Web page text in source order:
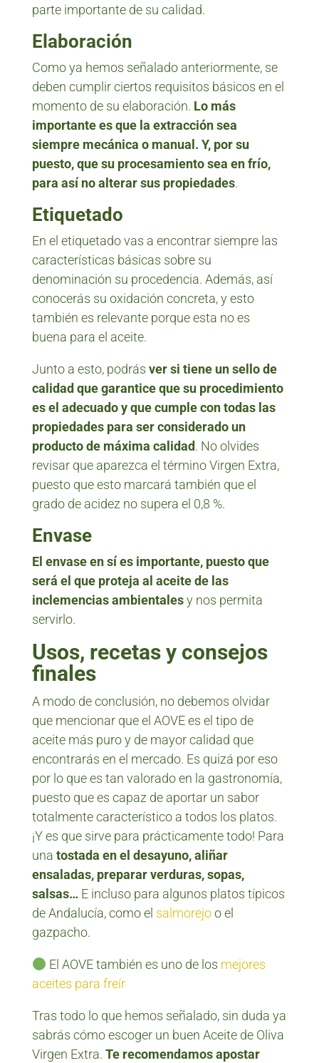
parte importante de su calidad.
Elaboración
Como ya hemos señalado anteriormente, se
deben cumplir ciertos requisitos básicos en el
momento de su elaboración. Lo más
importante es que la extracción sea
siempre mecánica o manual. Y, por su
puesto, que su procesamiento sea en frío,
para así no alterar sus propiedades.
Etiquetado
En el etiquetado vas a encontrar siempre las
características básicas sobre su
denominación su procedencia. Además, así
conocerás su oxidación concreta, y esto
también es relevante porque esta no es
buena para el aceite.
Junto a esto, podrás ver si tiene un sello de
calidad que garantice que su procedimiento
es el adecuado y que cumple con todas las
propiedades para ser considerado un
producto de máxima calidad. No olvides
revisar que aparezca el término Virgen Extra,
puesto que esto marcará también que el
grado de acidez no supera el 0,8 %.
Envase
El envase en sí es importante, puesto que
será el que proteja al aceite de las
inclemencias ambientalesy nos permita
servirlo.
Usos, recetas y consejos
finales
A modo de conclusión, no debemos olvidar
que mencionar que el AOVE es el tipo de
aceite más puro y de mayor calidad que
encontrarás en el mercado. Es quizá por eso
por lo que es tan valorado en la gastronomía,
puesto que es capaz de aportar un sabor
totalmente característico a todos los platos.
¡Y es que sirve para prácticamente todo! Para
una tostada en el desayuno, aliñar
ensaladas, preparar verduras, sopas,
salsas…E incluso para algunos platos típicos
de Andalucía, como el salmorejoo el
gazpacho.
El AOVE también es uno de los mejores
aceites para freír
Tras todo lo que hemos señalado, sin duda ya
sabrás cómo escoger un buen Aceite de Oliva
Virgen Extra. Te recomendamos apostar